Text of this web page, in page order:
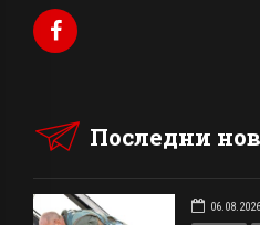
Последни
06.08.2026